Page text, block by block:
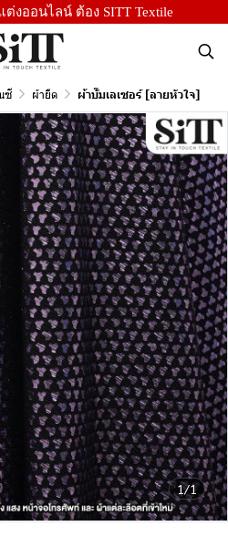
งออนไลน์ ต้อง SITT Textile
ซี ผ้ายืด ผ้าบั๊มเลเซอร์ [ลายหัวใจ]
1/1